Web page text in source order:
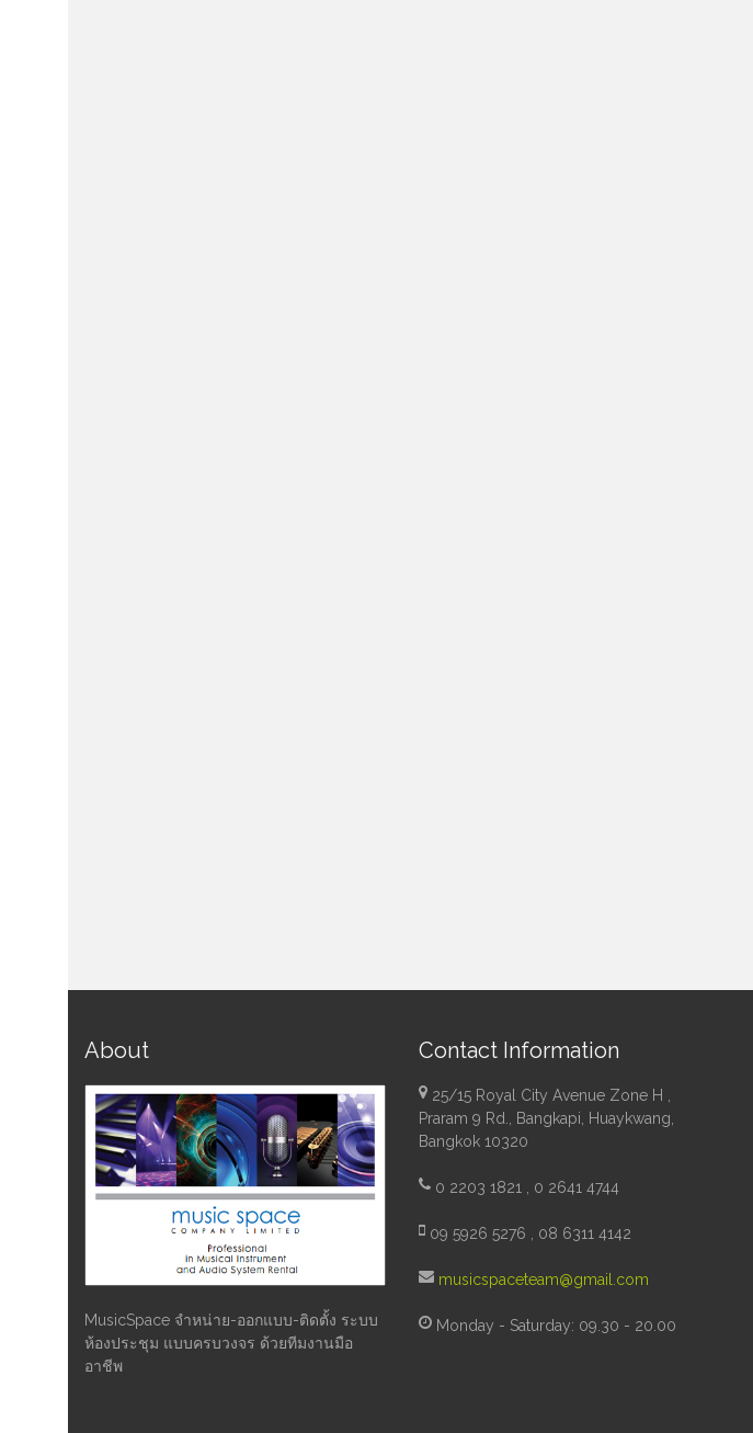
About
MusicSpace จำหน่าย-ออกแบบ-ติดตั้ง ระบบ
ห้องประชุม แบบครบวงจร ด้วยทีมงานมือ
อาชีพ
Contact Information
25/15 Royal City Avenue Zone H ,
Praram 9 Rd., Bangkapi, Huaykwang,
Bangkok 10320
0 2203 1821 , 0 2641 4744
09 5926 5276 , 08 6311 4142
musicspaceteam@gmail.com
Monday - Saturday: 09.30 - 20.00